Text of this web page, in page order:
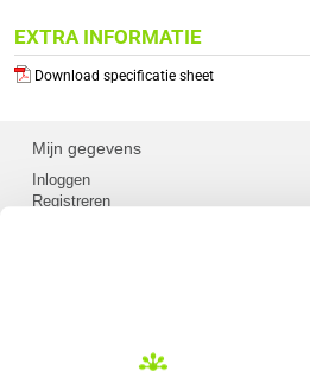
EXTRA INFORMATIE
Download specificatie sheet
Mijn gegevens
Inloggen
Registreren